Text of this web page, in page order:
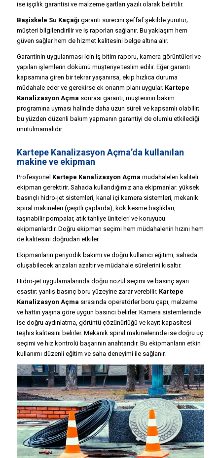
ise işçilik garantisi ve malzeme şartları yazılı olarak belirtilir.
Başiskele Su Kaçağı garanti sürecini şeffaf şekilde yürütür;
müşteri bilgilendirilir ve iş raporları sağlanır. Bu yaklaşım hem
güven sağlar hem de hizmet kalitesini belge altına alır.
Garantinin uygulanması için iş bitim raporu, kamera görüntüleri ve
yapılan işlemlerin dökümü müşteriye teslim edilir. Eğer garanti
kapsamına giren bir tekrar yaşanırsa, ekip hızlıca duruma
müdahale eder ve gerekirse ek onarım planı uygular. Kartepe
Kanalizasyon Açma sonrası garanti, müşterinin bakım
programına uyması halinde daha uzun süreli ve kapsamlı olabilir;
bu yüzden düzenli bakım yapmanın garantiyi de olumlu etkilediği
unutulmamalıdır.
Kartepe Kanalizasyon Açma’da kullanılan
makine ve ekipman
Profesyonel Kartepe Kanalizasyon Açma müdahaleleri kaliteli
ekipman gerektirir. Sahada kullandığımız ana ekipmanlar: yüksek
basınçlı hidro-jet sistemleri, kanal içi kamera sistemleri, mekanik
spiral makineleri (çeşitli çaplarda), kök kesme başlıkları,
taşınabilir pompalar, atık tahliye üniteleri ve koruyucu
ekipmanlardır. Doğru ekipman seçimi hem müdahalenin hızını hem
de kalitesini doğrudan etkiler.
Ekipmanların periyodik bakımı ve doğru kullanıcı eğitimi, sahada
oluşabilecek arızaları azaltır ve müdahale sürelerini kısaltır.
Hidro-jet uygulamalarında doğru nozül seçimi ve basınç ayarı
esastır; yanlış basınç boru yüzeyine zarar verebilir. Kartepe
Kanalizasyon Açma sırasında operatörler boru çapı, malzeme
ve hattın yaşına göre uygun basıncı belirler. Kamera sistemlerinde
ise doğru aydınlatma, görüntü çözünürlüğü ve kayıt kapasitesi
teşhis kalitesini belirler. Mekanik spiral makinelerinde ise doğru uç
seçimi ve hız kontrolü başarının anahtarıdır. Bu ekipmanların etkin
kullanımı düzenli eğitim ve saha deneyimi ile sağlanır.